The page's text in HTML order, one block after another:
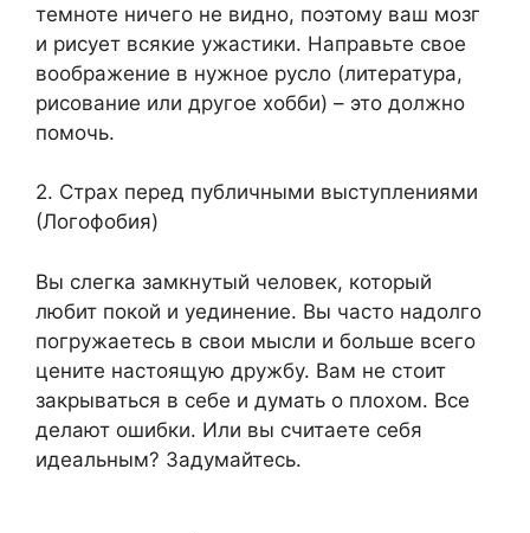
темноте ничего не видно, поэтому ваш мозг
и рисует всякие ужастики. Направьте свое
воображение в нужное русло (литература,
рисование или другое хобби) – это должно
помочь.
2. Страх перед публичными выступлениями
(Логофобия)
Вы слегка замкнутый человек, который
любит покой и уединение. Вы часто надолго
погружаетесь в свои мысли и больше всего
цените настоящую дружбу. Вам не стоит
закрываться в себе и думать о плохом. Все
делают ошибки. Или вы считаете себя
идеальным? Задумайтесь.